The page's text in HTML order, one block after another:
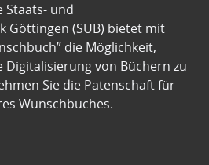
Staats- und
Göttingen (SUB) bietet mit
die Möglichkeit,
Digitalisierung von Büchern zu
Sie die Patenschaft für
Wunschbuches.